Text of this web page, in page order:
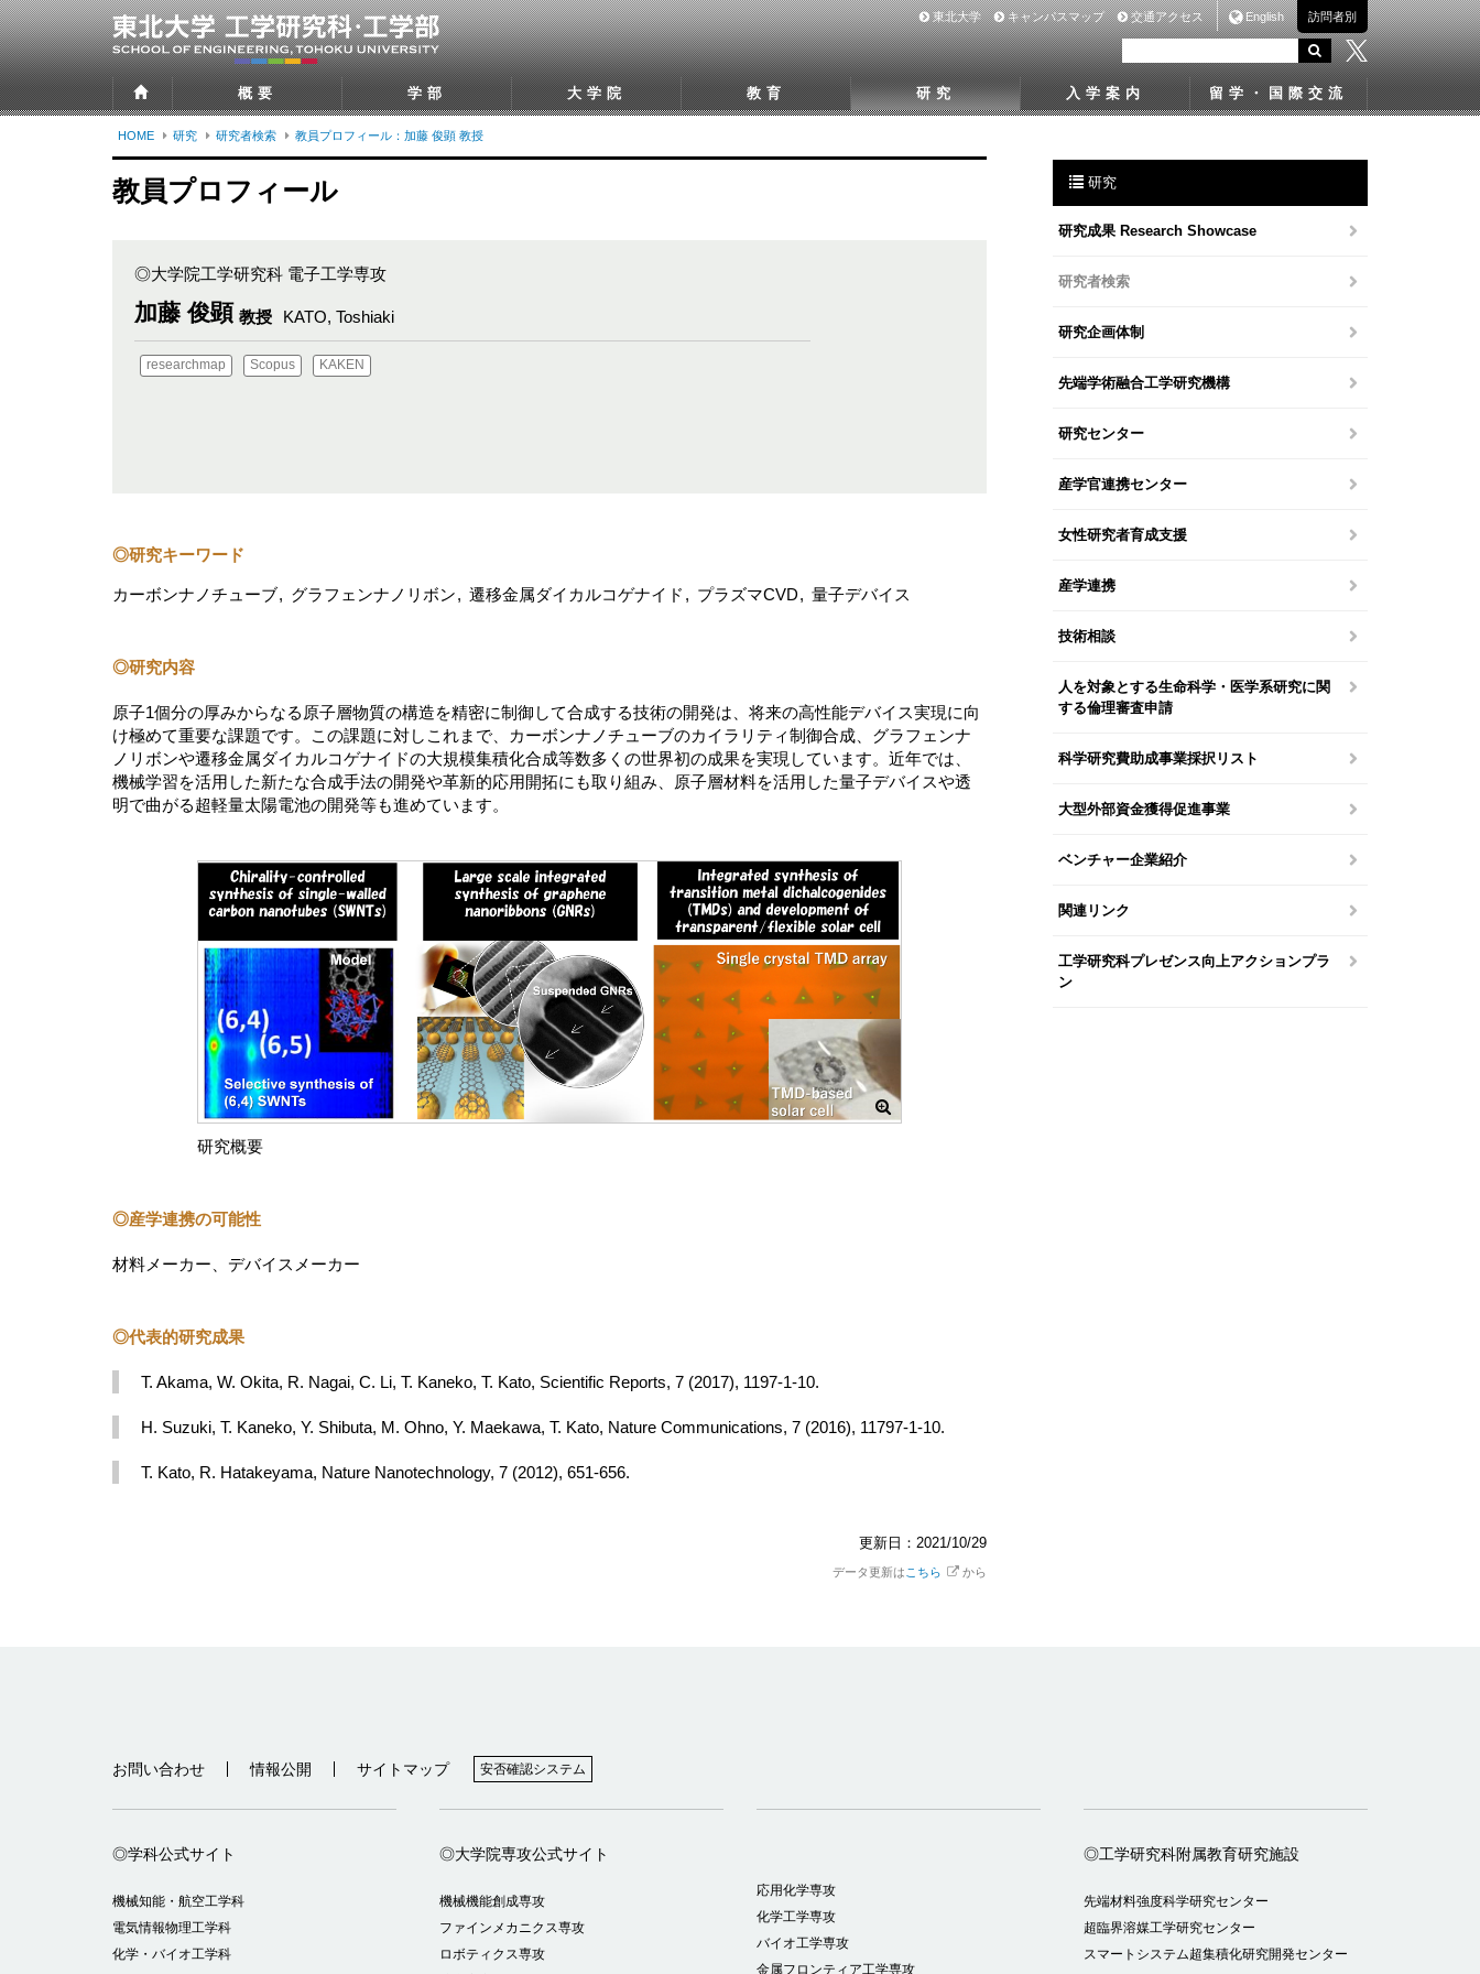
東北大学 キャンパスマップ 交通アクセス English 訪問者別
概要 学部 大学院 教育 研究 入学案内 留学・国際交流
HOME 研究 研究者検索 教員プロフィール：加藤 俊顕 教授
教員プロフィール
◎大学院工学研究科 電子工学専攻
加藤 俊顕 教授 KATO, Toshiaki
researchmap Scopus KAKEN
◎研究キーワード
カーボンナノチューブ グラフェンナノリボン 遷移金属ダイカルコゲナイド プラズマCVD 量子デバイス
◎研究内容
原子1個分の厚みからなる原子層物質の構造を精密に制御して合成する技術の開発は、将来の高性能デバイス実現に向
け極めて重要な課題です。この課題に対しこれまで、カーボンナノチューブのカイラリティ制御合成、グラフェンナ
ノリボンや遷移金属ダイカルコゲナイドの大規模集積化合成等数多くの世界初の成果を実現しています。近年では、
機械学習を活用した新たな合成手法の開発や革新的応用開拓にも取り組み、原子層材料を活用した量子デバイスや透
明で曲がる超軽量太陽電池の開発等も進めています。
研究概要
◎産学連携の可能性
材料メーカー、デバイスメーカー
◎代表的研究成果
T. Akama, W. Okita, R. Nagai, C. Li, T. Kaneko, T. Kato, Scientific Reports, 7 (2017), 1197-1-10.
H. Suzuki, T. Kaneko, Y. Shibuta, M. Ohno, Y. Maekawa, T. Kato, Nature Communications, 7 (2016), 11797-1-10.
T. Kato, R. Hatakeyama, Nature Nanotechnology, 7 (2012), 651-656.
更新日：2021/10/29
データ更新は こちら から
研究
研究成果 Research Showcase
研究者検索
研究企画体制
先端学術融合工学研究機構
研究センター
産学官連携センター
女性研究者育成支援
産学連携
技術相談
人を対象とする生命科学・医学系研究に関
する倫理審査申請
科学研究費助成事業採択リスト
大型外部資金獲得促進事業
ベンチャー企業紹介
関連リンク
工学研究科プレゼンス向上アクションプラ
ン
お問い合わせ 情報公開 サイトマップ 安否確認システム
◎学科公式サイト
機械知能・航空工学科
電気情報物理工学科
化学・バイオ工学科
◎大学院専攻公式サイト
機械機能創成専攻
ファインメカニクス専攻
ロボティクス専攻
応用化学専攻
化学工学専攻
バイオ工学専攻
金属フロンティア工学専攻
◎工学研究科附属教育研究施設
先端材料強度科学研究センター
超臨界溶媒工学研究センター
スマートシステム超集積化研究開発センター